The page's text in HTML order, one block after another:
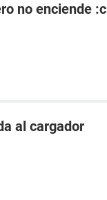
no enciende :c
al cargador